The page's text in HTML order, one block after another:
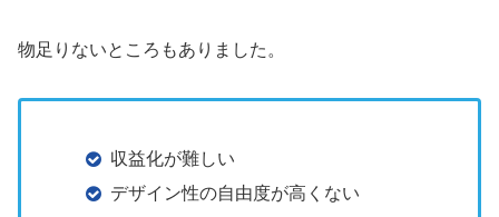
物足りないところもありました。
収益化が難しい
デザイン性の自由度が高くない